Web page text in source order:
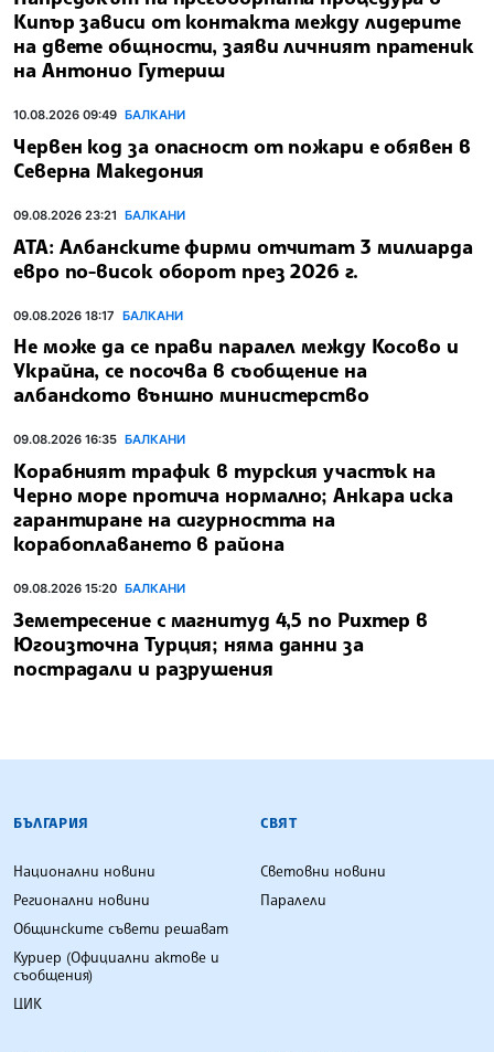
Кипър зависи от контакта между лидерите
на двете общности, заяви личният пратеник
на Антонио Гутериш
10.08.2026 09:49 БАЛКАНИ
Червен код за опасност от пожари е обявен в
Северна Македония
09.08.2026 23:21 БАЛКАНИ
АТА: Албанските фирми отчитат 3 милиарда
евро по-висок оборот през 2026 г.
09.08.2026 18:17 БАЛКАНИ
Не може да се прави паралел между Косово и
Украйна, се посочва в съобщение на
албанското външно министерство
09.08.2026 16:35 БАЛКАНИ
Корабният трафик в турския участък на
Черно море протича нормално; Анкара иска
гарантиране на сигурността на
корабоплаването в района
09.08.2026 15:20 БАЛКАНИ
Земетресение с магнитуд 4,5 по Рихтер в
Югоизточна Турция; няма данни за
пострадали и разрушения
БЪЛГАРСКА ТЕЛЕГРАФНА АГЕНЦИЯ
БЪЛГАРИЯ
Национални новини
Регионални новини
Общинските съвети решават
Куриер (Официални актове и
съобщения)
ЦИК
СВЯТ
Световни новини
Паралели